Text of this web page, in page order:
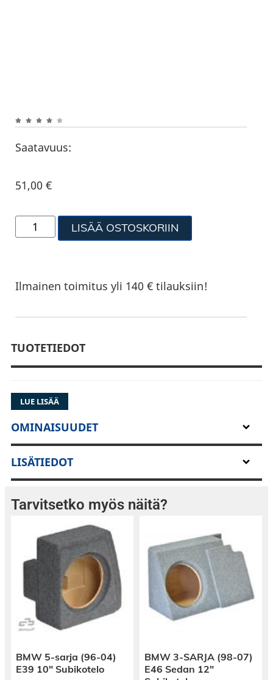
Saatavuus:
51,00€
LISÄÄ OSTOSKORIIN
Ilmainen toimitus yli 140 € tilauksiin!
TUOTETIEDOT
LUE LISÄÄ
OMINAISUUDET
LISÄTIEDOT
Tarvitsetko myös näitä?
BMW 5-sarja (96-04)
E39 10″ Subikotelo
BMW 3-SARJA (98-07)
E46 Sedan 12″